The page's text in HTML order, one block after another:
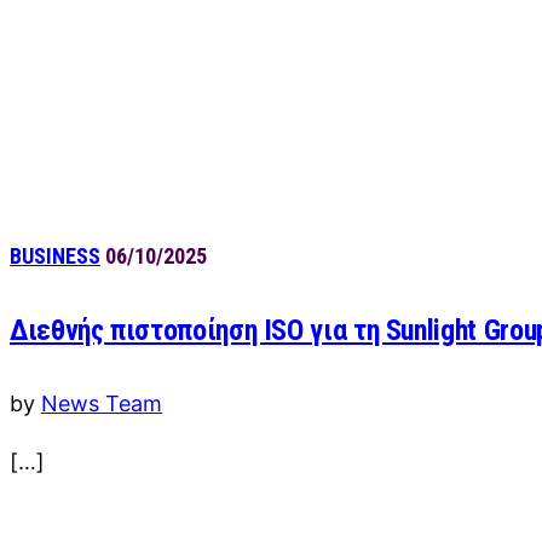
BUSINESS 06/10/2025
Διεθνής πιστοποίηση ISO για τη Sunlight
by News Team
[…]